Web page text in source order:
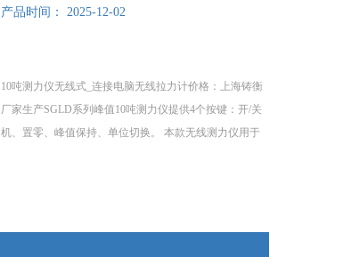
产品时间： 2025-12-02
10吨测力仪无线式_连接电脑无线拉力计价格：上海铸衡
厂家生产SGLD系列峰值10吨测力仪提供4个按键：开/关
机、置零、峰值保持、单位切换。 本款无线测力仪用于